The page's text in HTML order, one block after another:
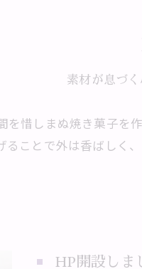
素材が息づ
惜しまぬ焼き菓子を
ことで外は香ばしく
HP開設しま